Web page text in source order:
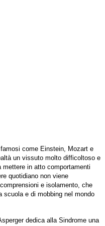
come Einstein, Mozart e
un vissuto molto difficoltoso e
mettere in atto comportamenti
quotidiano non viene
e isolamento, che
scuola e di mobbing nel mondo
dedica alla Sindrome una